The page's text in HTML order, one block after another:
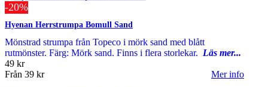
-20%
Hyenan Herrstrumpa Bomull Sand
Mönstrad strumpa från Topeco i mörk sand med blått
rutmönster. Färg: Mörk sand. Finns i flera storlekar. Läs mer...
49 kr
Från 39 kr Mer info